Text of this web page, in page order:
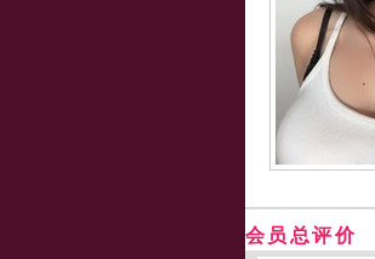
会员总评价